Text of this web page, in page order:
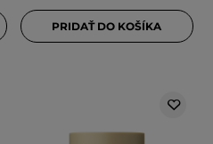
PRIDAŤ DO KOŠÍKA